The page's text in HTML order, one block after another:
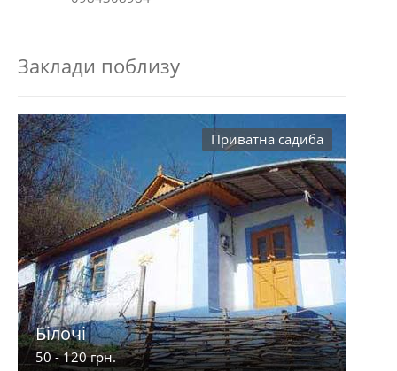
Заклади поблизу
Приватна садиба
Білочі
50 - 120 грн.